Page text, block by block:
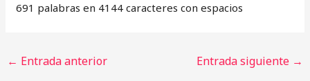
691 palabras en 4144 caracteres con espacios
← Entrada anterior Entrada siguiente →